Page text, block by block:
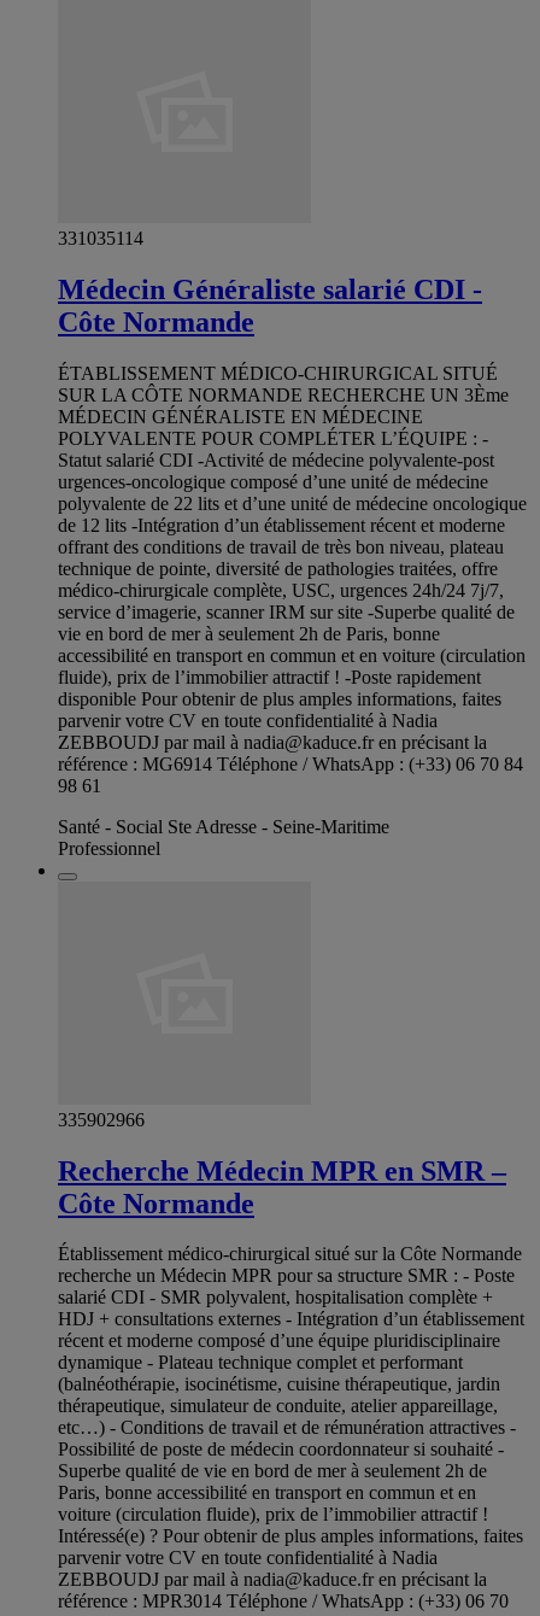
331035114
Médecin Généraliste salarié CDI -
Côte Normande
ÉTABLISSEMENT MÉDICO-CHIRURGICAL SITUÉ
SUR LA CÔTE NORMANDE RECHERCHE UN 3Ème
MÉDECIN GÉNÉRALISTE EN MÉDECINE
POLYVALENTE POUR COMPLÉTER L’ÉQUIPE : -
Statut salarié CDI -Activité de médecine polyvalente-post
urgences-oncologique composé d’une unité de médecine
polyvalente de 22 lits et d’une unité de médecine oncologique
de 12 lits -Intégration d’un établissement récent et moderne
offrant des conditions de travail de très bon niveau, plateau
technique de pointe, diversité de pathologies traitées, offre
médico-chirurgicale complète, USC, urgences 24h/24 7j/7,
service d’imagerie, scanner IRM sur site -Superbe qualité de
vie en bord de mer à seulement 2h de Paris, bonne
accessibilité en transport en commun et en voiture (circulation
fluide), prix de l’immobilier attractif ! -Poste rapidement
disponible Pour obtenir de plus amples informations, faites
parvenir votre CV en toute confidentialité à Nadia
ZEBBOUDJ par mail à nadia@kaduce.fren précisant la
référence : MG6914 Téléphone / WhatsApp : (+33) 06 70 84
98 61
Santé - Social Ste Adresse - Seine-Maritime
Professionnel
335902966
Recherche Médecin MPR en SMR –
Côte Normande
Établissement médico-chirurgical situé sur la Côte Normande
recherche un Médecin MPR pour sa structure SMR : - Poste
salarié CDI - SMR polyvalent, hospitalisation complète +
HDJ + consultations externes - Intégration d’un établissement
récent et moderne composé d’une équipe pluridisciplinaire
dynamique - Plateau technique complet et performant
(balnéothérapie, isocinétisme, cuisine thérapeutique, jardin
thérapeutique, simulateur de conduite, atelier appareillage,
etc…) - Conditions de travail et de rémunération attractives -
Possibilité de poste de médecin coordonnateur si souhaité -
Superbe qualité de vie en bord de mer à seulement 2h de
Paris, bonne accessibilité en transport en commun et en
voiture (circulation fluide), prix de l’immobilier attractif !
Intéressé(e) ? Pour obtenir de plus amples informations, faites
parvenir votre CV en toute confidentialité à Nadia
ZEBBOUDJ par mail à nadia@kaduce.fren précisant la
référence : MPR3014 Téléphone / WhatsApp : (+33) 06 70